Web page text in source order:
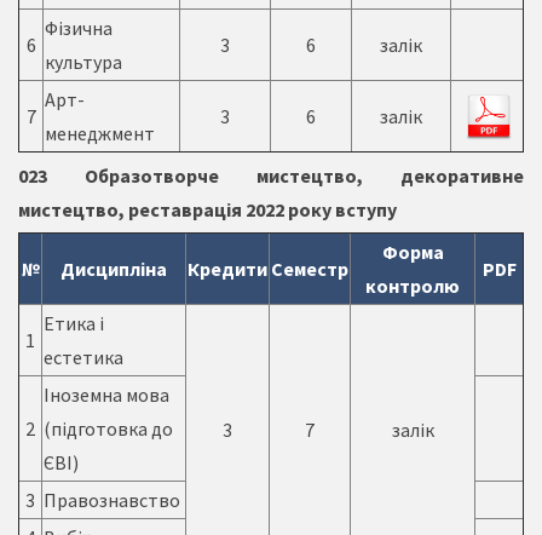
6
Фізична
культура
3 6 залік
7
Арт-
менеджмент
3 6 залік
023 Образотворче мистецтво, декоративне
мистецтво, реставрація 2022 року вступу
№ Дисципліна Кредити Семестр
Форма
контролю
PDF
1
Етика і
естетика
3 7 залік
2
Іноземна мова
(підготовка до
ЄВІ)
3 Правознавство